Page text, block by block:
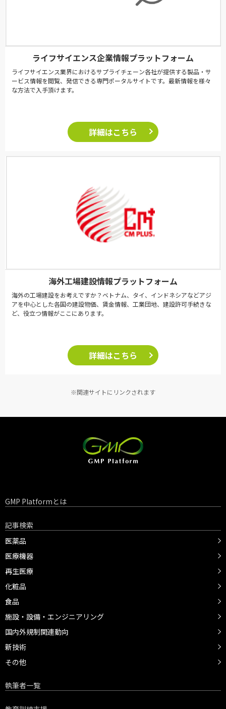
ライフサイエンス企業情報プラットフォーム
ライフサイエンス業界におけるサプライチェーン各社が提供する製品・サ
ービス情報を閲覧、発信できる専門ポータルサイトです。最新情報を様々
な方法で入手頂けます。
詳細はこちら
海外工場建設情報プラットフォーム
海外の工場建設をお考えですか？ベトナム、タイ、インドネシアなどアジ
アを中心とした各国の建設物価、賃金情報、工業団地、建設許可手続きな
ど、役立つ情報がここにあります。
詳細はこちら
※関連サイトにリンクされます
GMP Platformとは
記事検索
医薬品
医療機器
再生医療
化粧品
食品
施設・設備・エンジニアリング
国内外規制関連動向
新技術
その他
執筆者一覧